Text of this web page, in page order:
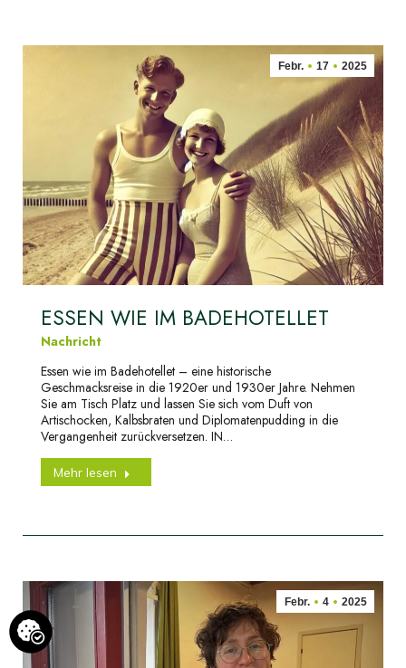
Febr. 17 2025
ESSEN WIE IM BADEHOTELLET
Nachricht
Essen wie im Badehotellet – eine historische
Geschmacksreise in die 1920er und 1930er Jahre. Nehmen
Sie am Tisch Platz und lassen Sie sich vom Duft von
Artischocken, Kalbsbraten und Diplomatenpudding in die
Vergangenheit zurückversetzen. IN…
Mehr lesen
Febr. 4 2025